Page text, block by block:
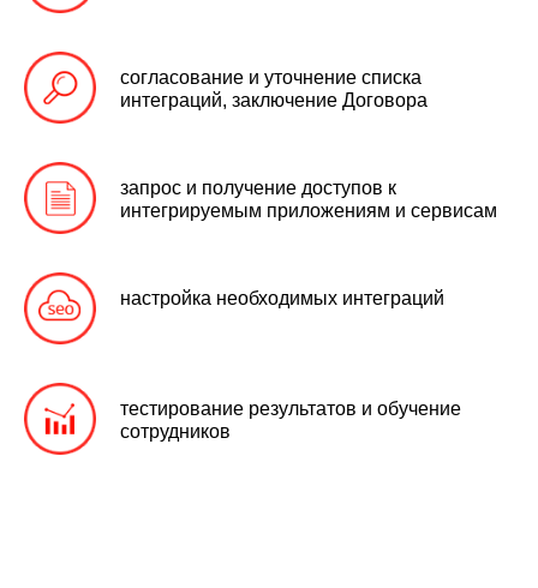
согласование и уточнение списка
интеграций, заключение Договора
запрос и получение доступов к
интегрируемым приложениям и сервисам
настройка необходимых интеграций
тестирование результатов и обучение
сотрудников